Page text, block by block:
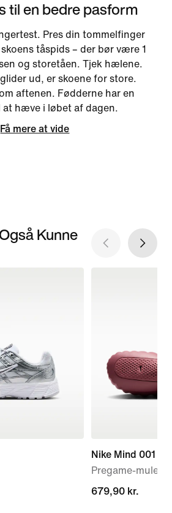
til en bedre pasform
Pres din tommelfinger
tåspids – der bør være 1
og storetåen. Tjek hælene.
ud, er skoene for store.
aftenen. Fødderne har en
at hæve i løbet af dagen.
Få mere at vide
Kunne
Nike Mind 001
Pregame-mules
679,90 kr.
679,90 kr.